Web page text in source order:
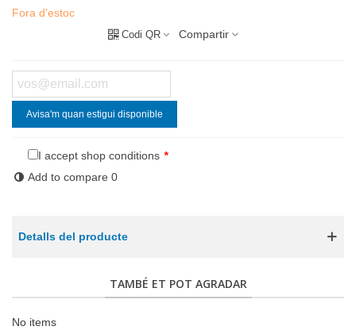
Fora d'estoc
Codi QR Compartir
Avisa'm quan estigui disponible
I accept shop conditions *
Add to compare 0
Detalls del producte
TAMBÉ ET POT AGRADAR
No items